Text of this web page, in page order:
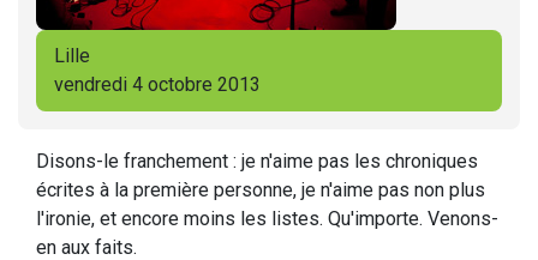
Lille
vendredi 4 octobre 2013
Disons-le franchement : je n'aime pas les chroniques
écrites à la première personne, je n'aime pas non plus
l'ironie, et encore moins les listes. Qu'importe. Venons-
en aux faits.